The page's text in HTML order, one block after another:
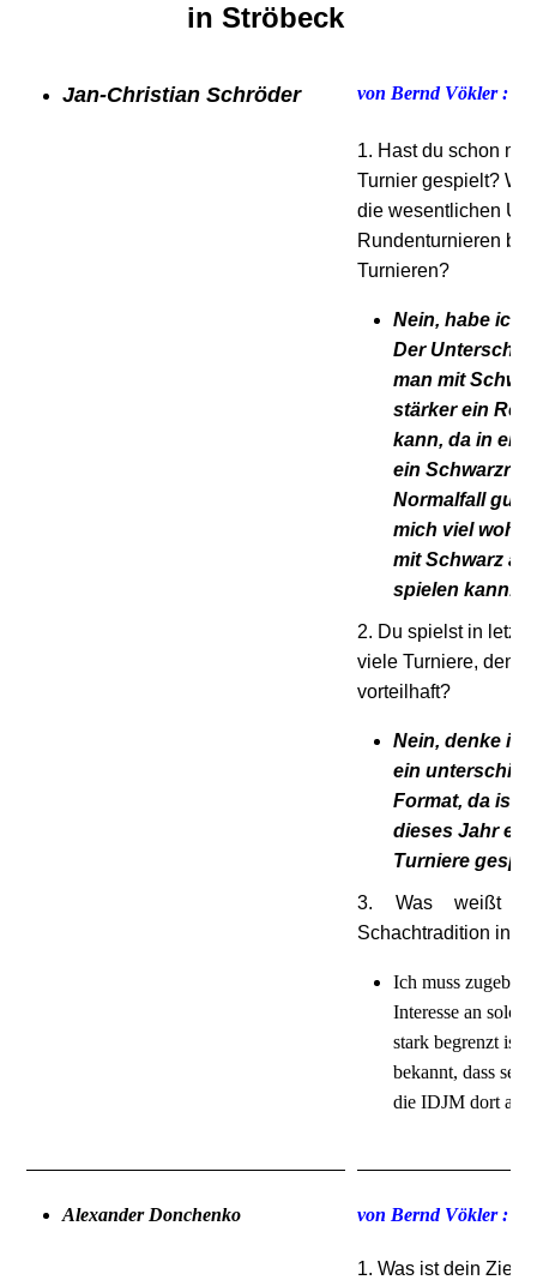
in Ströbeck
Jan-Christian Schröder von Bernd Vökler :
1. Hast du schon
Turnier gespielt?
die wesentlichen
Rundenturnieren
Turnieren?
Nein, habe ich
Der
man mit
stärker ein
kann, da in
ein
Normalfall gut
mich viel
mit Schwarz
spielen kann.
2. Du spielst in
viele Turniere,
vorteilhaft?
Nein, denke
ein
Format, da ist
dieses Jahr ein
Turniere
3. Was weißt
Schachtradition in
Ich muss
Interesse an
stark begrenzt ist.
bekannt, dass seit
die IDJM dort
Alexander Donchenko von Bernd Vökler :
1. Was ist dein Ziel